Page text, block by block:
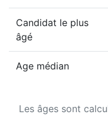
Les âges sont
Candidat le plus
âgé
Age médian